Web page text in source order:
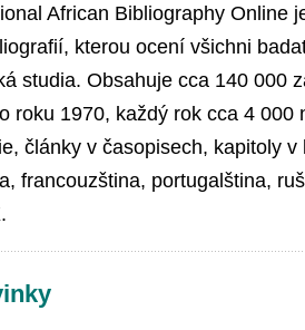
African Bibliography Online
kterou ocení všichni
studia. Obsahuje cca 140 000
roku 1970, každý rok cca 4 000
články v časopisech, kapitoly v
francouzština, portugalština,